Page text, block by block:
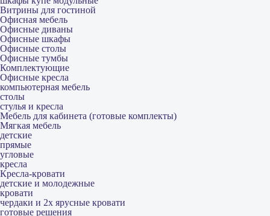
Витрины для гостиной
Офисная мебель
Офисные диваны
Офисные шкафы
Офисные столы
Офисные тумбы
Комплектующие
Офисные кресла
компьютерная мебель
столы
стулья и кресла
Мебель для кабинета (готовые комплекты)
Мягкая мебель
детские
прямые
угловые
кресла
Кресла-кровати
детские и молодежные
кровати
чердаки и 2х ярусные кровати
готовые решения